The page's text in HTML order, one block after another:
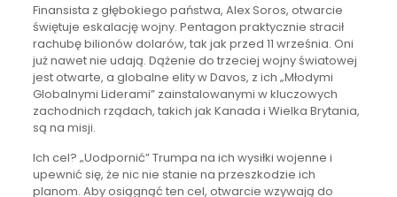
Finansista z głębokiego państwa, Alex Soros, otwarcie
świętuje eskalację wojny. Pentagon praktycznie stracił
rachubę bilionów dolarów, tak jak przed 11 września. Oni
już nawet nie udają. Dążenie do trzeciej wojny światowej
jest otwarte, a globalne elity w Davos, z ich „Młodymi
Globalnymi Liderami” zainstalowanymi w kluczowych
zachodnich rządach, takich jak Kanada i Wielka Brytania,
są na misji.
Ich cel? „Uodpornić” Trumpa na ich wysiłki wojenne i
upewnić się, że nic nie stanie na przeszkodzie ich
planom. Aby osiągnąć ten cel, otwarcie wzywają do